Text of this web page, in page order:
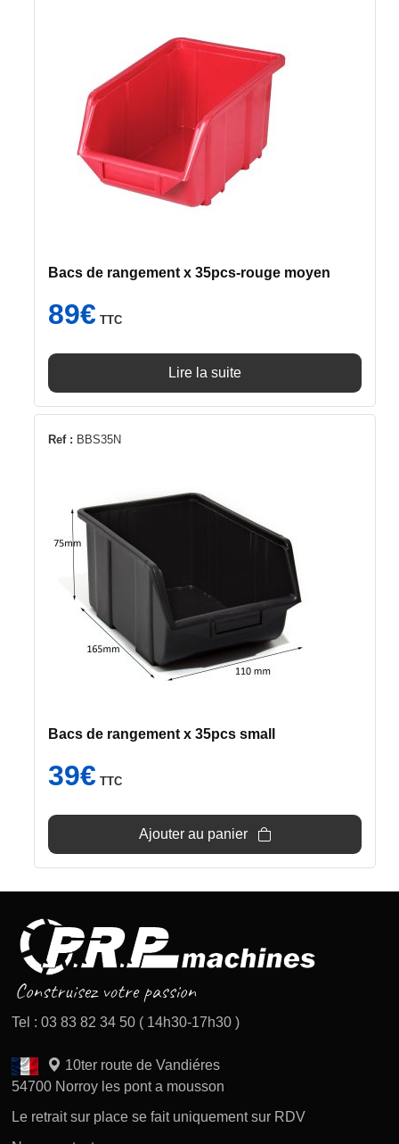
Bacs de rangement x 35pcs-rouge moyen
89€ TTC
Lire la suite
Ref : BBS35N
Bacs de rangement x 35pcs small
39€ TTC
Ajouter au panier
Tel : 03 83 82 34 50 ( 14h30-17h30 )
10ter route de Vandiéres
54700 Norroy les pont a mousson
Le retrait sur place se fait uniquement sur RDV